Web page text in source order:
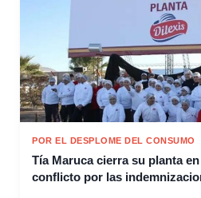
POR EL DESPLOME DEL CONSUMO
Tía Maruca cierra su planta
conflicto por las